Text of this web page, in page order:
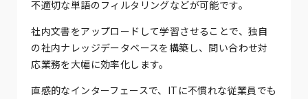
不適切な単語のフィルタリングなどが可能です。
社内文書をアップロードして学習させることで、独自
の社内ナレッジデータベースを構築し、問い合わせ対
応業務を大幅に効率化します。
直感的なインターフェースで、ITに不慣れな従業員でも